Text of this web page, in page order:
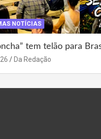
NOTÍCIAS
tem telão para
Da Redação